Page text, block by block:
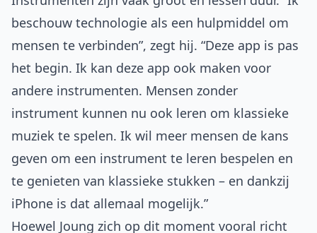
beschouw technologie als een hulpmiddel om
mensen te verbinden”, zegt hij. “Deze app is pas
het begin. Ik kan deze app ook maken voor
andere instrumenten. Mensen zonder
instrument kunnen nu ook leren om klassieke
muziek te spelen. Ik wil meer mensen de kans
geven om een instrument te leren bespelen en
te genieten van klassieke stukken – en dankzij
iPhone is dat allemaal mogelijk.”
Hoewel Joung zich op dit moment vooral richt